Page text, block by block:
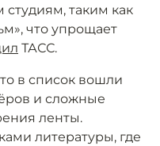
таким как
что упрощает
ТАСС.
в список вошли
и сложные
ленты.
литературы, где